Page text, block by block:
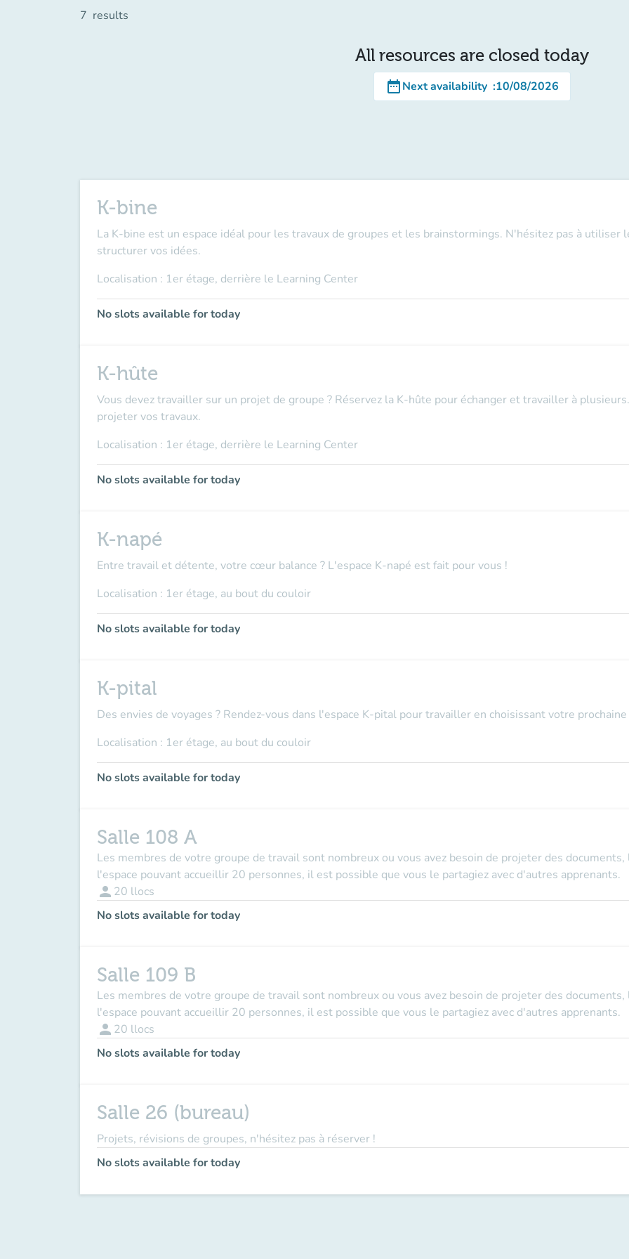
7 results
All resources are closed today
date_rangeNext availability :10/08/2026
K-bine
La K-bine est un espace idéal pour les travaux de groupes et les brainstormings. N'hésitez pas à utiliser
structurer vos idées.
Localisation : 1er étage, derrière le Learning Center
No slots available for today
K-hûte
Vous devez travailler sur un projet de groupe ? Réservez la K-hûte pour échanger et travailler à
projeter vos travaux.
Localisation : 1er étage, derrière le Learning Center
No slots available for today
K-napé
Entre travail et détente, votre cœur balance ? L'espace K-napé est fait pour vous !
Localisation : 1er étage, au bout du couloir
No slots available for today
K-pital
Des envies de voyages ? Rendez-vous dans l'espace K-pital pour travailler en choisissant votre
Localisation : 1er étage, au bout du couloir
No slots available for today
Salle 108 A
Les membres de votre groupe de travail sont nombreux ou vous avez besoin de projeter des
l'espace pouvant accueillir 20 personnes, il est possible que vous le partagiez avec d'autres apprenants.
person 20 llocs
No slots available for today
Salle 109 B
Les membres de votre groupe de travail sont nombreux ou vous avez besoin de projeter des
l'espace pouvant accueillir 20 personnes, il est possible que vous le partagiez avec d'autres apprenants.
person 20 llocs
No slots available for today
Salle 26 (bureau)
Projets, révisions de groupes, n'hésitez pas à réserver !
No slots available for today